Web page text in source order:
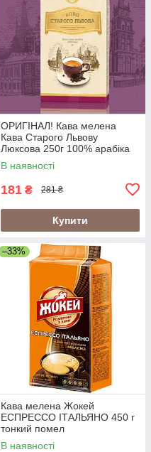
ОРИГІНАЛ! Кава мелена
Кава Старого Львову
Люксова 250г 100% арабіка
В наявності
181 ₴ 281 ₴
Купити
–33%
Кава мелена Жокей
ЕСПРЕССО ІТАЛЬЯНО 450 г
тонкий помел
В наявності